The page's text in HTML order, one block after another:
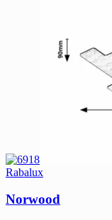
Rabalux
Norwood